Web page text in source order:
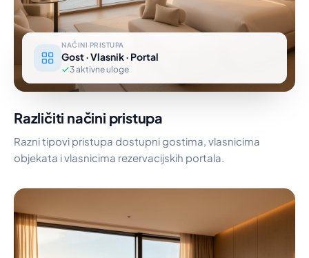
NAČINI PRISTUPA
Gost · Vlasnik · Portal
3 aktivne uloge
Različiti načini pristupa
Razni tipovi pristupa dostupni gostima, vlasnicima
objekata i vlasnicima rezervacijskih portala.